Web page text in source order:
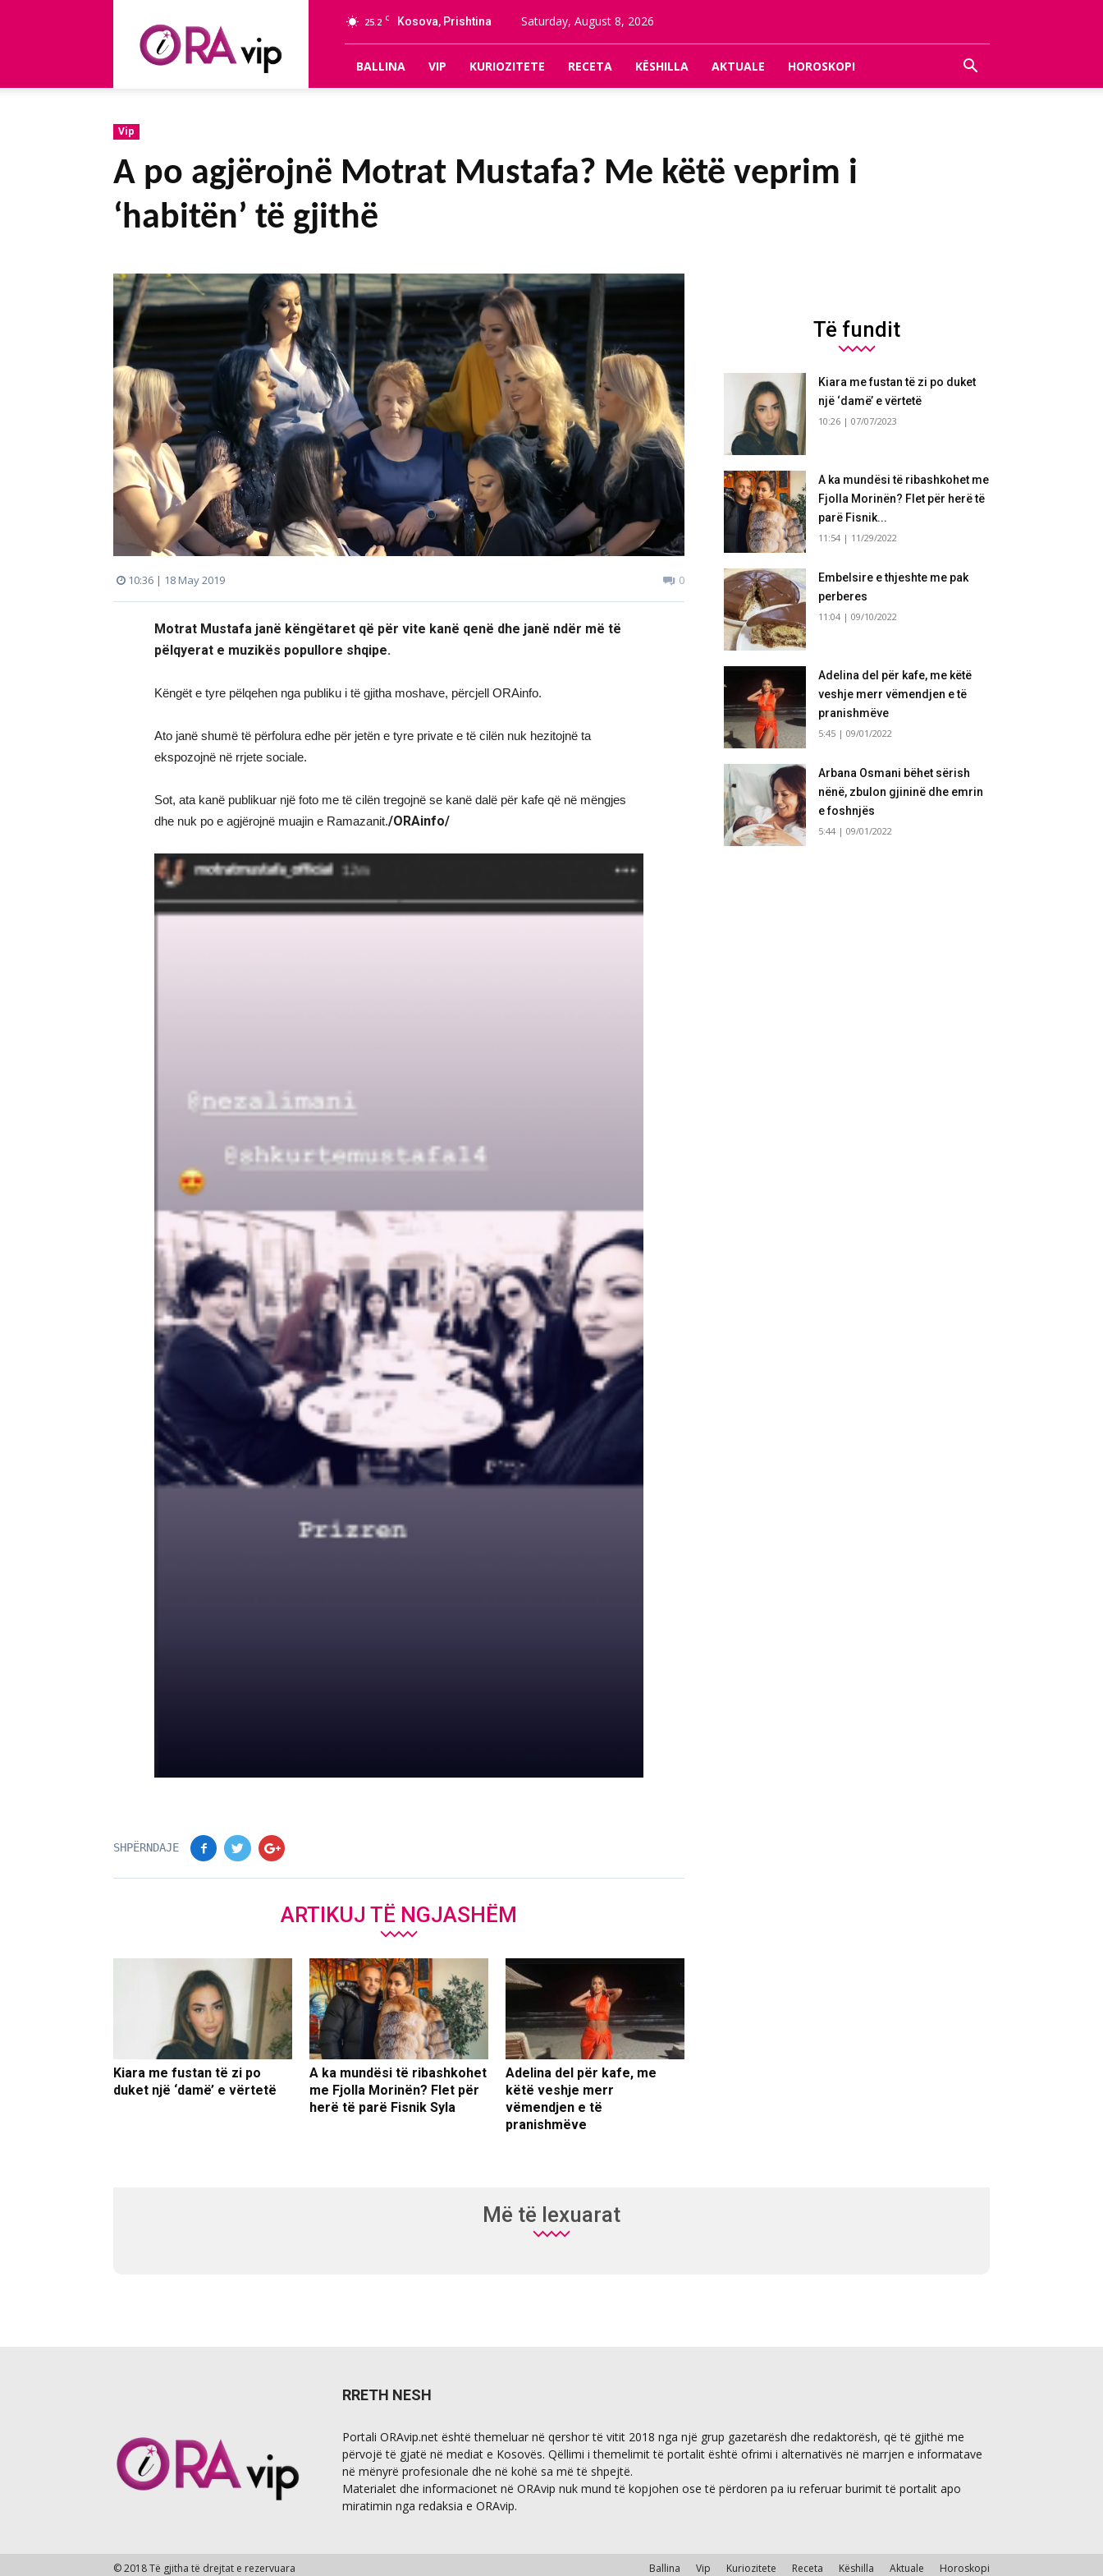
25.2 C Kosova, Prishtina Saturday, August 8, 2026
BALLINA VIP KURIOZITETE RECETA KËSHILLA AKTUALE HOROSKOPI
Vip
A po agjërojnë Motrat Mustafa? Me këtë veprim i
‘habitën’ të gjithë
10:36 | 18 May 2019 0
Motrat Mustafa janë këngëtaret që për vite kanë qenë dhe janë ndër më të
pëlqyerat e muzikës popullore shqipe.
Këngët e tyre pëlqehen nga publiku i të gjitha moshave, përcjell ORAinfo.
Ato janë shumë të përfolura edhe për jetën e tyre private e të cilën nuk hezitojnë ta
ekspozojnë në rrjete sociale.
Sot, ata kanë publikuar një foto me të cilën tregojnë se kanë dalë për kafe që në mëngjes
dhe nuk po e agjërojnë muajin e Ramazanit./ORAinfo/
SHPËRNDAJE
ARTIKUJ TË NGJASHËM
Kiara me fustan të zi po
duket një ‘damë’ e vërtetë
A ka mundësi të ribashkohet
me Fjolla Morinën? Flet për
herë të parë Fisnik Syla
Adelina del për kafe, me
këtë veshje merr
vëmendjen e të
pranishmëve
Të fundit
Kiara me fustan të zi po duket
një ‘damë’ e vërtetë
10:26 | 07/07/2023
A ka mundësi të ribashkohet me
Fjolla Morinën? Flet për herë të
parë Fisnik...
11:54 | 11/29/2022
Embelsire e thjeshte me pak
perberes
11:04 | 09/10/2022
Adelina del për kafe, me këtë
veshje merr vëmendjen e të
pranishmëve
5:45 | 09/01/2022
Arbana Osmani bëhet sërish
nënë, zbulon gjininë dhe emrin
e foshnjës
5:44 | 09/01/2022
Më të lexuarat
RRETH NESH
Portali ORAvip.net është themeluar në qershor të vitit 2018 nga një grup gazetarësh dhe redaktorësh, që të gjithë me
përvojë të gjatë në mediat e Kosovës. Qëllimi i themelimit të portalit është ofrimi i alternativës në marrjen e informatave
në mënyrë profesionale dhe në kohë sa më të shpejtë.
Materialet dhe informacionet në ORAvip nuk mund të kopjohen ose të përdoren pa iu referuar burimit të portalit apo
miratimin nga redaksia e ORAvip.
Ballina Vip Kuriozitete Receta Këshilla Aktuale Horoskopi
© 2018 Të gjitha të drejtat e rezervuara